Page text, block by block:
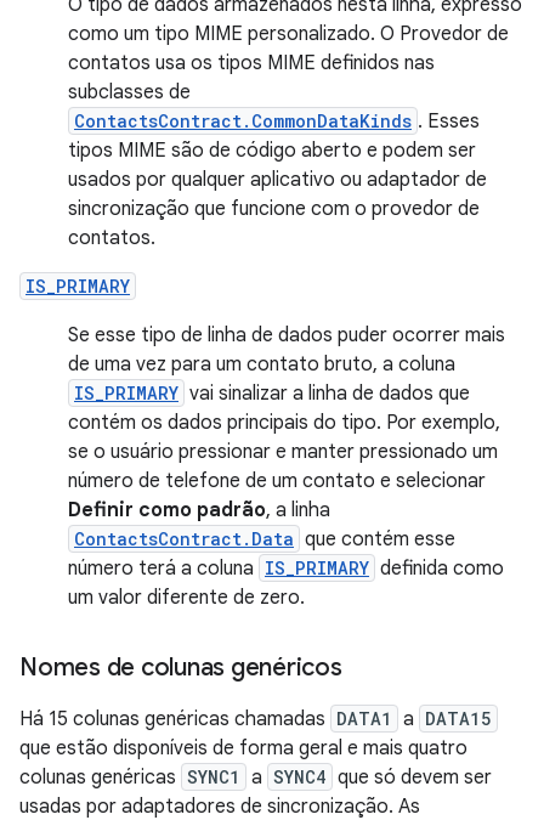
O tipo de dados armazenados nesta linha, expresso
como um tipo MIME personalizado. O Provedor de
contatos usa os tipos MIME definidos nas
subclasses de
ContactsContract.CommonDataKinds . Esses
tipos MIME são de código aberto e podem ser
usados por qualquer aplicativo ou adaptador de
sincronização que funcione com o provedor de
contatos.
IS_PRIMARY
Se esse tipo de linha de dados puder ocorrer mais
de uma vez para um contato bruto, a coluna
IS_PRIMARY vai sinalizar a linha de dados que
contém os dados principais do tipo. Por exemplo,
se o usuário pressionar e manter pressionado um
número de telefone de um contato e selecionar
Definir como padrão, a linha
ContactsContract.Data que contém esse
número terá a coluna IS_PRIMARY definida como
um valor diferente de zero.
Nomes de colunas genéricos
Há 15 colunas genéricas chamadas DATA1 a DATA15
que estão disponíveis de forma geral e mais quatro
colunas genéricas SYNC1 a SYNC4 que só devem ser
usadas por adaptadores de sincronização. As